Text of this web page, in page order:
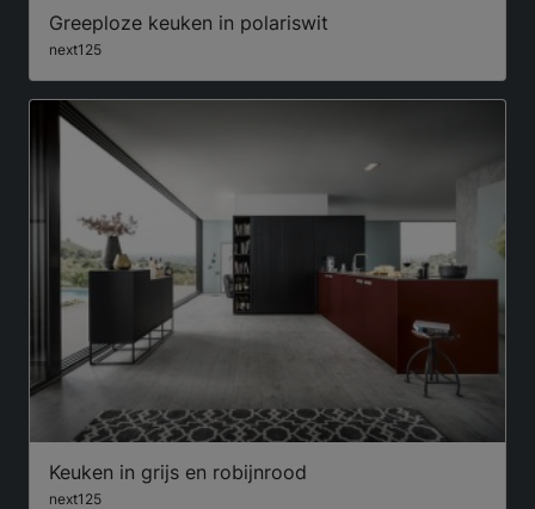
Greeploze keuken in polariswit
next125
Keuken in grijs en robijnrood
next125